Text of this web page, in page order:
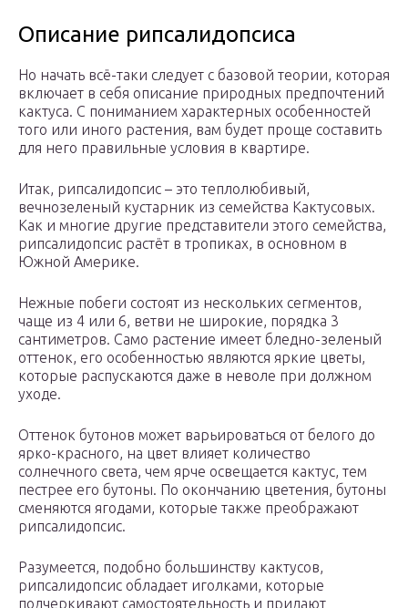
Описание рипсалидопсиса
Но начать всё-таки следует с базовой теории, которая
включает в себя описание природных предпочтений
кактуса. С пониманием характерных особенностей
того или иного растения, вам будет проще составить
для него правильные условия в квартире.
Итак, рипсалидопсис – это теплолюбивый,
вечнозеленый кустарник из семейства Кактусовых.
Как и многие другие представители этого семейства,
рипсалидопсис растёт в тропиках, в основном в
Южной Америке.
Нежные побеги состоят из нескольких сегментов,
чаще из 4 или 6, ветви не широкие, порядка 3
сантиметров. Само растение имеет бледно-зеленый
оттенок, его особенностью являются яркие цветы,
которые распускаются даже в неволе при должном
уходе.
Оттенок бутонов может варьироваться от белого до
ярко-красного, на цвет влияет количество
солнечного света, чем ярче освещается кактус, тем
пестрее его бутоны. По окончанию цветения, бутоны
сменяются ягодами, которые также преображают
рипсалидопсис.
Разумеется, подобно большинству кактусов,
рипсалидопсис обладает иголками, которые
подчеркивают самостоятельность и придают